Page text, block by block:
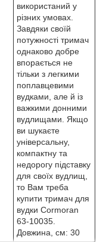
використаний у
різних умовах.
Завдяки своїй
потужності тримач
однаково добре
впорається не
тільки з легкими
поплавцевими
вудками, але й із
важкими донними
вудлищами. Якщо
ви шукаєте
універсальну,
компактну та
недорогу підставку
для своїх вудлищ,
то Вам треба
купити тримач для
вудки Cormoran
63-10035.
Довжина, см: 30